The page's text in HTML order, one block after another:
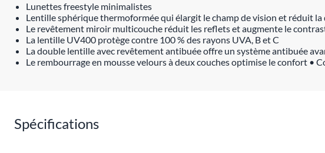
Lunettes freestyle minimalistes
Lentille sphérique thermoformée qui élargit le champ de vision et réduit
Le revêtement miroir multicouche réduit les reflets et augmente le
La lentille UV400 protège contre 100 % des rayons UVA, B et C
La double lentille avec revêtement antibuée offre un système antibuée
Le rembourrage en mousse velours à deux couches optimise le confort •
Spécifications